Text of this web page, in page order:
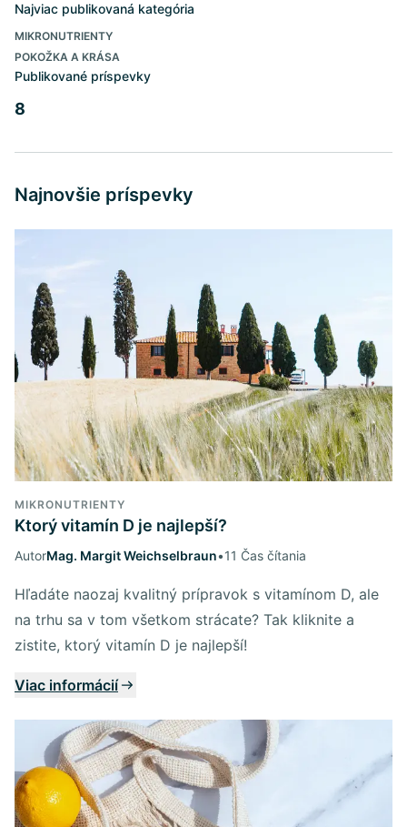
Najviac publikovaná kategória
MIKRONUTRIENTY
POKOŽKA A KRÁSA
Publikované príspevky
8
Najnovšie príspevky
MIKRONUTRIENTY
Ktorý vitamín D je najlepší?
AutorMag. Margit Weichselbraun•11 Čas čítania
Hľadáte naozaj kvalitný prípravok s vitamínom D, ale
na trhu sa v tom všetkom strácate? Tak kliknite a
zistite, ktorý vitamín D je najlepší!
Viac informácií